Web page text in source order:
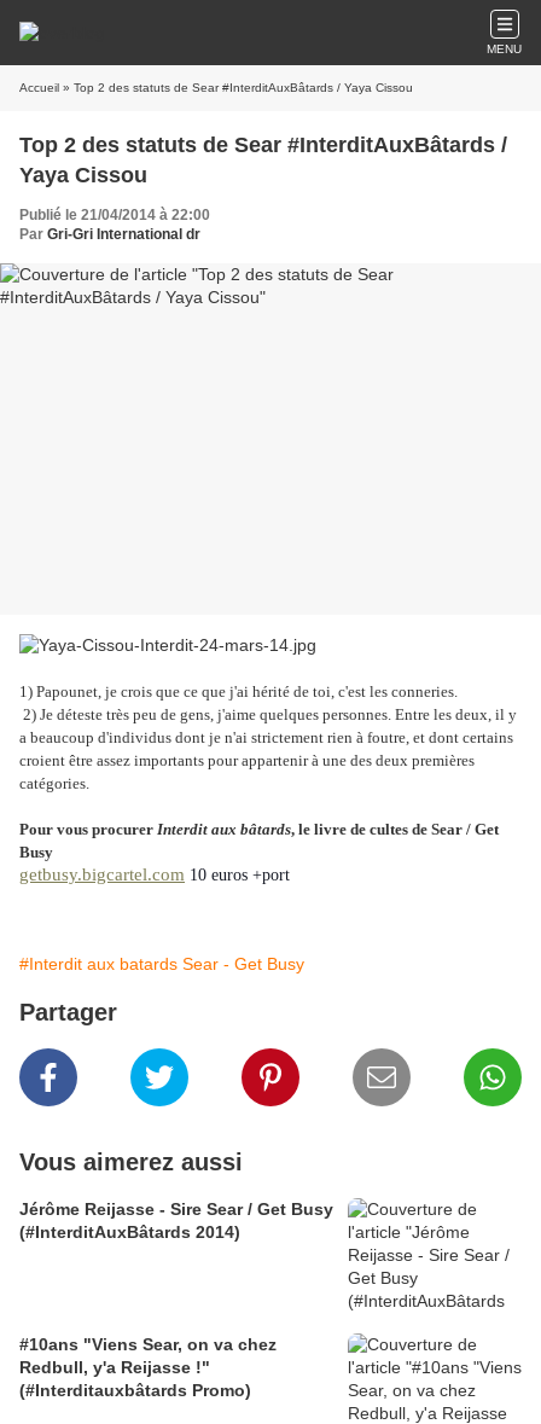
MENU
Accueil » Top 2 des statuts de Sear #InterditAuxBâtards / Yaya Cissou
Top 2 des statuts de Sear #InterditAuxBâtards /
Yaya Cissou
Publié le 21/04/2014 à 22:00
Par Gri-Gri International dr
1) Papounet, je crois que ce que j'ai hérité de toi, c'est les conneries.
2) Je déteste très peu de gens, j'aime quelques personnes. Entre les deux, il y
a beaucoup d'individus dont je n'ai strictement rien à foutre, et dont certains
croient être assez importants pour appartenir à une des deux premières
catégories.
Pour vous procurer Interdit aux bâtards, le livre de cultes de Sear / Get
Busy
getbusy.bigcartel.com 10 euros +port
#Interdit aux batards Sear - Get Busy
Partager
Vous aimerez aussi
Jérôme Reijasse - Sire Sear / Get Busy
(#InterditAuxBâtards 2014)
#10ans "Viens Sear, on va chez
Redbull, y'a Reijasse !"
(#Interditauxbâtards Promo)